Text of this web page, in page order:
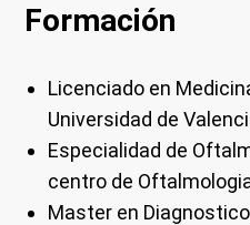
Formación
Licenciado en
Universidad de
Especialidad de
centro de
Master en